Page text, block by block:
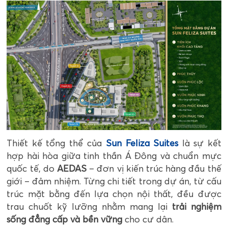
Thiết kế tổng thể của Sun Feliza Suiteslà sự kết
hợp hài hòa giữa tinh thần Á Đông và chuẩn mực
quốc tế, doAEDAS – đơn vị kiến trúc hàng đầu thế
giới – đảm nhiệm. Từng chi tiết trong dự án, từ cấu
trúc mặt bằng đến lựa chọn nội thất, đều được
trau chuốt kỹ lưỡng nhằm mang lại trải nghiệm
sống đẳng cấp và bền vững cho cư dân.